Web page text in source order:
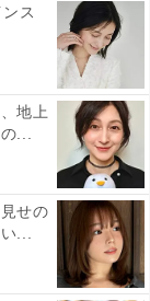
ス
地上
...
せの
...